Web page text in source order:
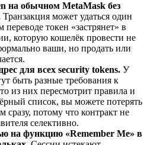
на обычном MetaMask без
Транзакция может удаться один
токен «застрянет» в
которую кошелёк провести не
ваши, но продать или
для всех security tokens. У
быть разные требования к
из них пересмотрит правила и
список, вы можете потерять
сразу, потому что контракт не
селективно.
на функцию «Remember Me» в